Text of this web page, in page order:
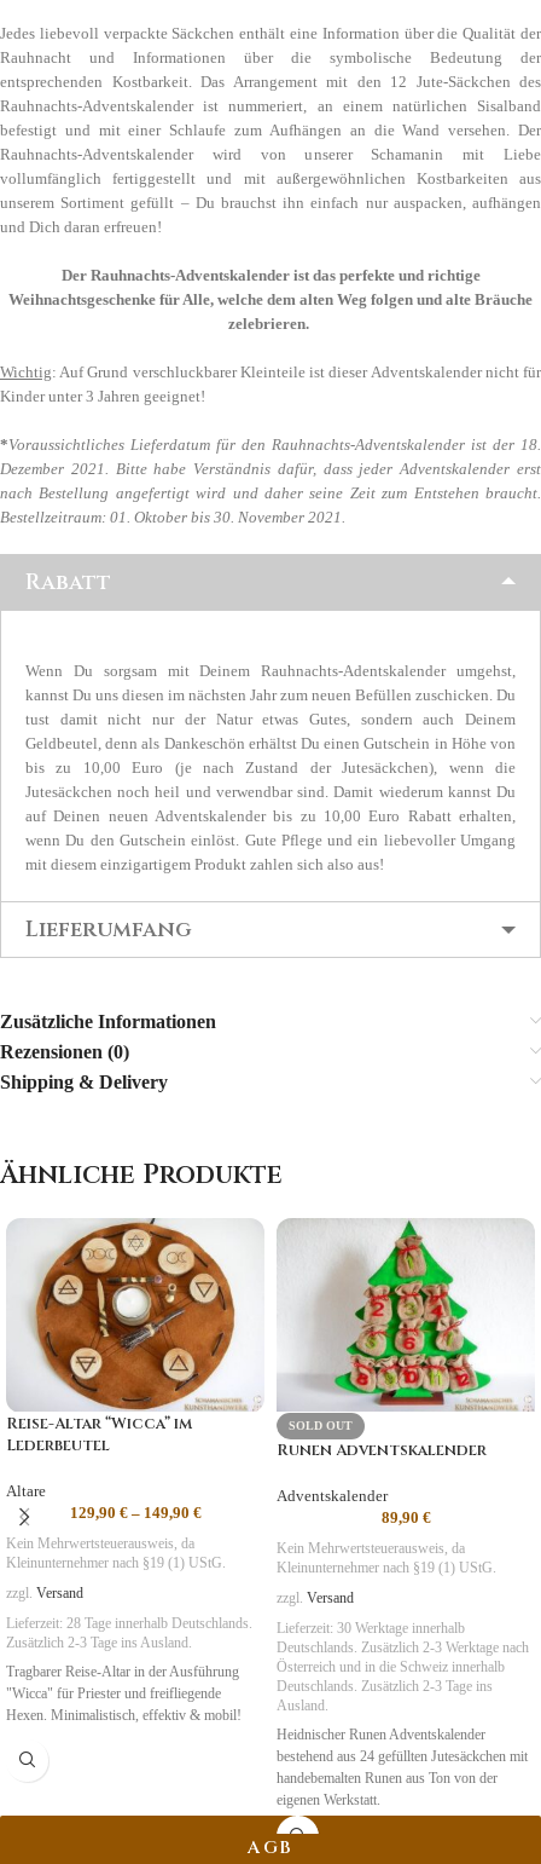
Jedes liebevoll verpackte Säckchen enthält eine Information über die Qualität der
Rauhnacht und Informationen über die symbolische Bedeutung der
entsprechenden Kostbarkeit. Das Arrangement mit den 12 Jute-Säckchen des
Rauhnachts-Adventskalender ist nummeriert, an einem natürlichen Sisalband
befestigt und mit einer Schlaufe zum Aufhängen an die Wand versehen. Der
Rauhnachts-Adventskalender wird von unserer Schamanin mit Liebe
vollumfänglich fertiggestellt und mit außergewöhnlichen Kostbarkeiten aus
unserem Sortiment gefüllt – Du brauchst ihn einfach nur auspacken, aufhängen
und Dich daran erfreuen!
Der Rauhnachts-Adventskalender ist das perfekte und richtige
Weihnachtsgeschenke für Alle, welche dem alten Weg folgen und alte Bräuche
zelebrieren.
Wichtig: Auf Grund verschluckbarer Kleinteile ist dieser Adventskalender nicht für
Kinder unter 3 Jahren geeignet!
*Voraussichtliches Lieferdatum für den Rauhnachts-Adventskalender ist der 18.
Dezember 2021. Bitte habe Verständnis dafür, dass jeder Adventskalender erst
nach Bestellung angefertigt wird und daher seine Zeit zum Entstehen braucht.
Bestellzeitraum: 01. Oktober bis 30. November 2021.
Rabatt
Wenn Du sorgsam mit Deinem Rauhnachts-Adentskalender umgehst,
kannst Du uns diesen im nächsten Jahr zum neuen Befüllen zuschicken. Du
tust damit nicht nur der Natur etwas Gutes, sondern auch Deinem
Geldbeutel, denn als Dankeschön erhältst Du einen Gutschein in Höhe von
bis zu 10,00 Euro (je nach Zustand der Jutesäckchen), wenn die
Jutesäckchen noch heil und verwendbar sind. Damit wiederum kannst Du
auf Deinen neuen Adventskalender bis zu 10,00 Euro Rabatt erhalten,
wenn Du den Gutschein einlöst. Gute Pflege und ein liebevoller Umgang
mit diesem einzigartigem Produkt zahlen sich also aus!
Lieferumfang
Zusätzliche Informationen
Rezensionen (0)
Shipping & Delivery
Ähnliche Produkte
Reise-Altar “Wicca” im
Lederbeutel
Altare
129,90 €– 149,90 €
Kein Mehrwertsteuerausweis, da
Kleinunternehmer nach §19 (1) UStG.
zzgl. Versand
Lieferzeit: 28 Tage innerhalb Deutschlands.
Zusätzlich 2-3 Tage ins Ausland.
Tragbarer Reise-Altar in der Ausführung
"Wicca" für Priester und freifliegende
Hexen. Minimalistisch, effektiv & mobil!
SOLD OUT
Runen Adventskalender
Adventskalender
89,90 €
Kein Mehrwertsteuerausweis, da
Kleinunternehmer nach §19 (1) UStG.
zzgl. Versand
Lieferzeit: 30 Werktage innerhalb
Deutschlands. Zusätzlich 2-3 Werktage nach
Österreich und in die Schweiz innerhalb
Deutschlands. Zusätzlich 2-3 Tage ins
Ausland.
Heidnischer Runen Adventskalender
bestehend aus 24 gefüllten Jutesäckchen mit
handebemalten Runen aus Ton von der
eigenen Werkstatt.
AGB